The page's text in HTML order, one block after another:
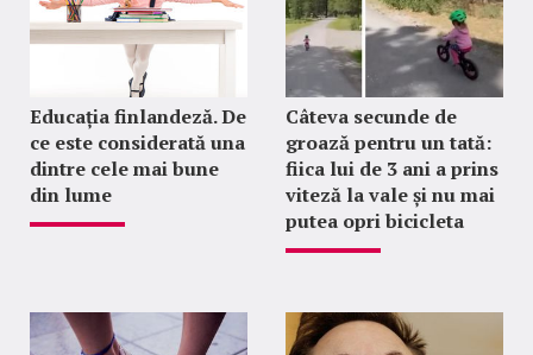
Educația finlandeză. De
ce este considerată una
dintre cele mai bune
din lume
Câteva secunde de
groază pentru un tată:
fiica lui de 3 ani a prins
viteză la vale și nu mai
putea opri bicicleta